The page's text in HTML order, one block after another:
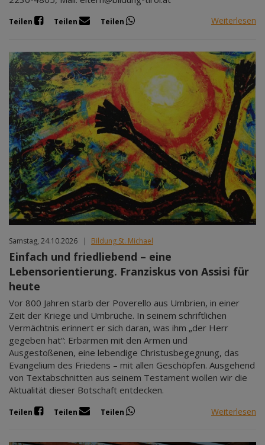
Teilen Teilen Teilen Weiterlesen
Samstag, 24.10.2026 | Bildung St. Michael
Einfach und friedliebend – eine
Lebensorientierung. Franziskus von Assisi für
heute
Vor 800 Jahren starb der Poverello aus Umbrien, in einer
Zeit der Kriege und Umbrüche. In seinem schriftlichen
Vermächtnis erinnert er sich daran, was ihm „der Herr
gegeben hat“: Erbarmen mit den Armen und
Ausgestoßenen, eine lebendige Christusbegegnung, das
Evangelium des Friedens – mit allen Geschöpfen. Ausgehend
von Textabschnitten aus seinem Testament wollen wir die
Aktualität dieser Botschaft entdecken.
Teilen Teilen Teilen Weiterlesen